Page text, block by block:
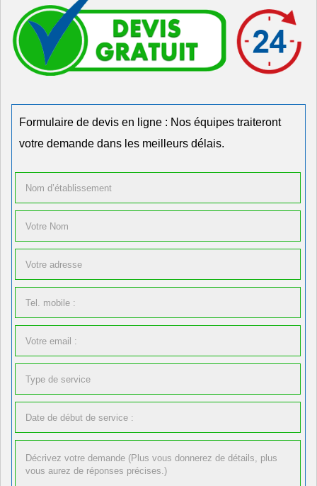
Formulaire de devis en ligne : Nos équipes traiteront
votre demande dans les meilleurs délais.